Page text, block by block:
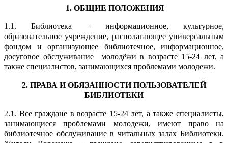
1. ОБЩИЕ ПОЛОЖЕНИЯ
1.1. Библиотека – информационное, культурное,
образовательное учреждение, располагающее универсальным
фондом и организующее библиотечное, информационное,
досуговое обслуживание молодёжи в возрасте 15-24 лет, а
также специалистов, занимающихся проблемами молодежи.
2. ПРАВА И ОБЯЗАННОСТИ ПОЛЬЗОВАТЕЛЕЙ
БИБЛИОТЕКИ
2.1. Все граждане в возрасте 15-24 лет, а также специалисты,
занимающиеся проблемами молодежи, имеют право на
библиотечное обслуживание в читальных залах Библиотеки.